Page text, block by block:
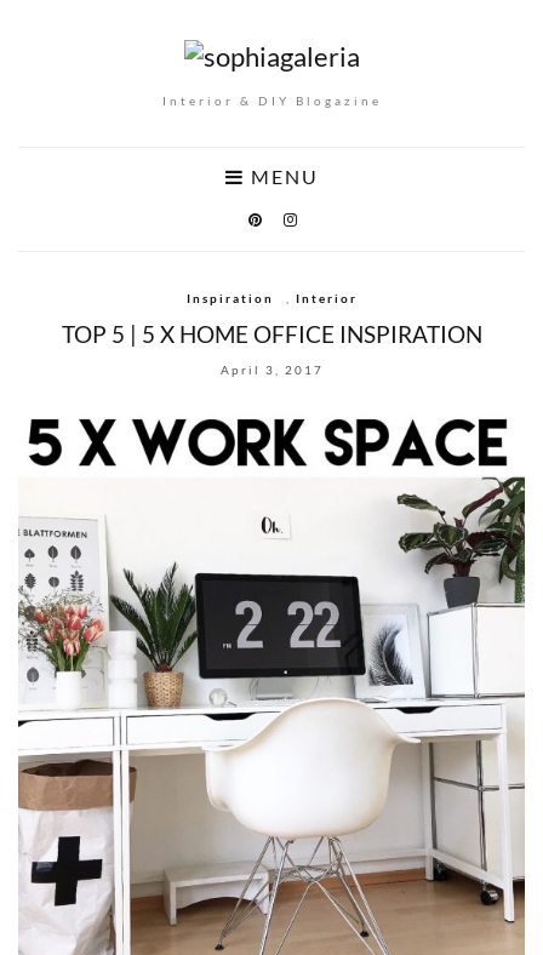
Interior & DIY Blogazine
MENU
Inspiration Interior
TOP 5 | 5 X HOME OFFICE INSPIRATION
April 3, 2017